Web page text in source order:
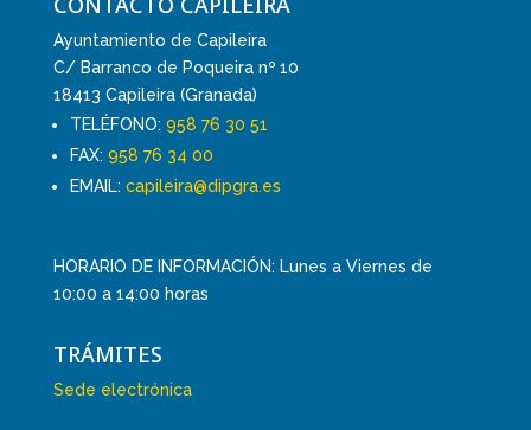
Ayuntamiento de Capileira
C/ Barranco de Poqueira nº 10
18413 Capileira (Granada)
TELÉFONO: 958 76 30 51
FAX: 958 76 34 00
EMAIL: capileira@dipgra.es
HORARIO DE INFORMACIÓN: Lunes a Viernes de
10:00 a 14:00 horas
TRÁMITES
Sede electrónica